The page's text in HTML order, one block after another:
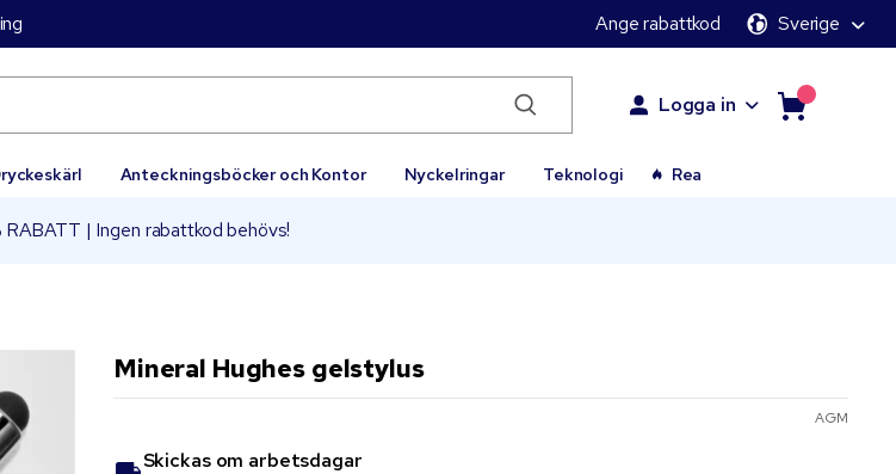
Ange rabattkod Sverige
Logga in
Anteckningsböcker och Kontor Nyckelringar Teknologi Rea
| Ingen rabattkod behövs!
Mineral Hughes gelstylus
AGM
Skickas om arbetsdagar